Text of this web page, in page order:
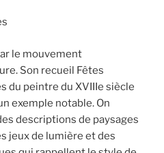
le mouvement
Son recueil Fêtes
du peintre du XVIIIe siècle
exemple notable. On
descriptions de paysages
jeux de lumière et des